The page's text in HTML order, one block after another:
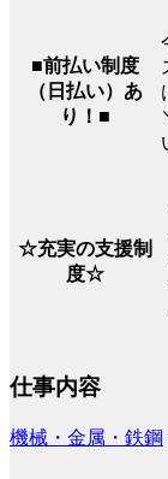
■前払い制度
（日払い）あ
り！■
☆充実の支援制
度☆
仕事内容
機械・金属・鉄鋼